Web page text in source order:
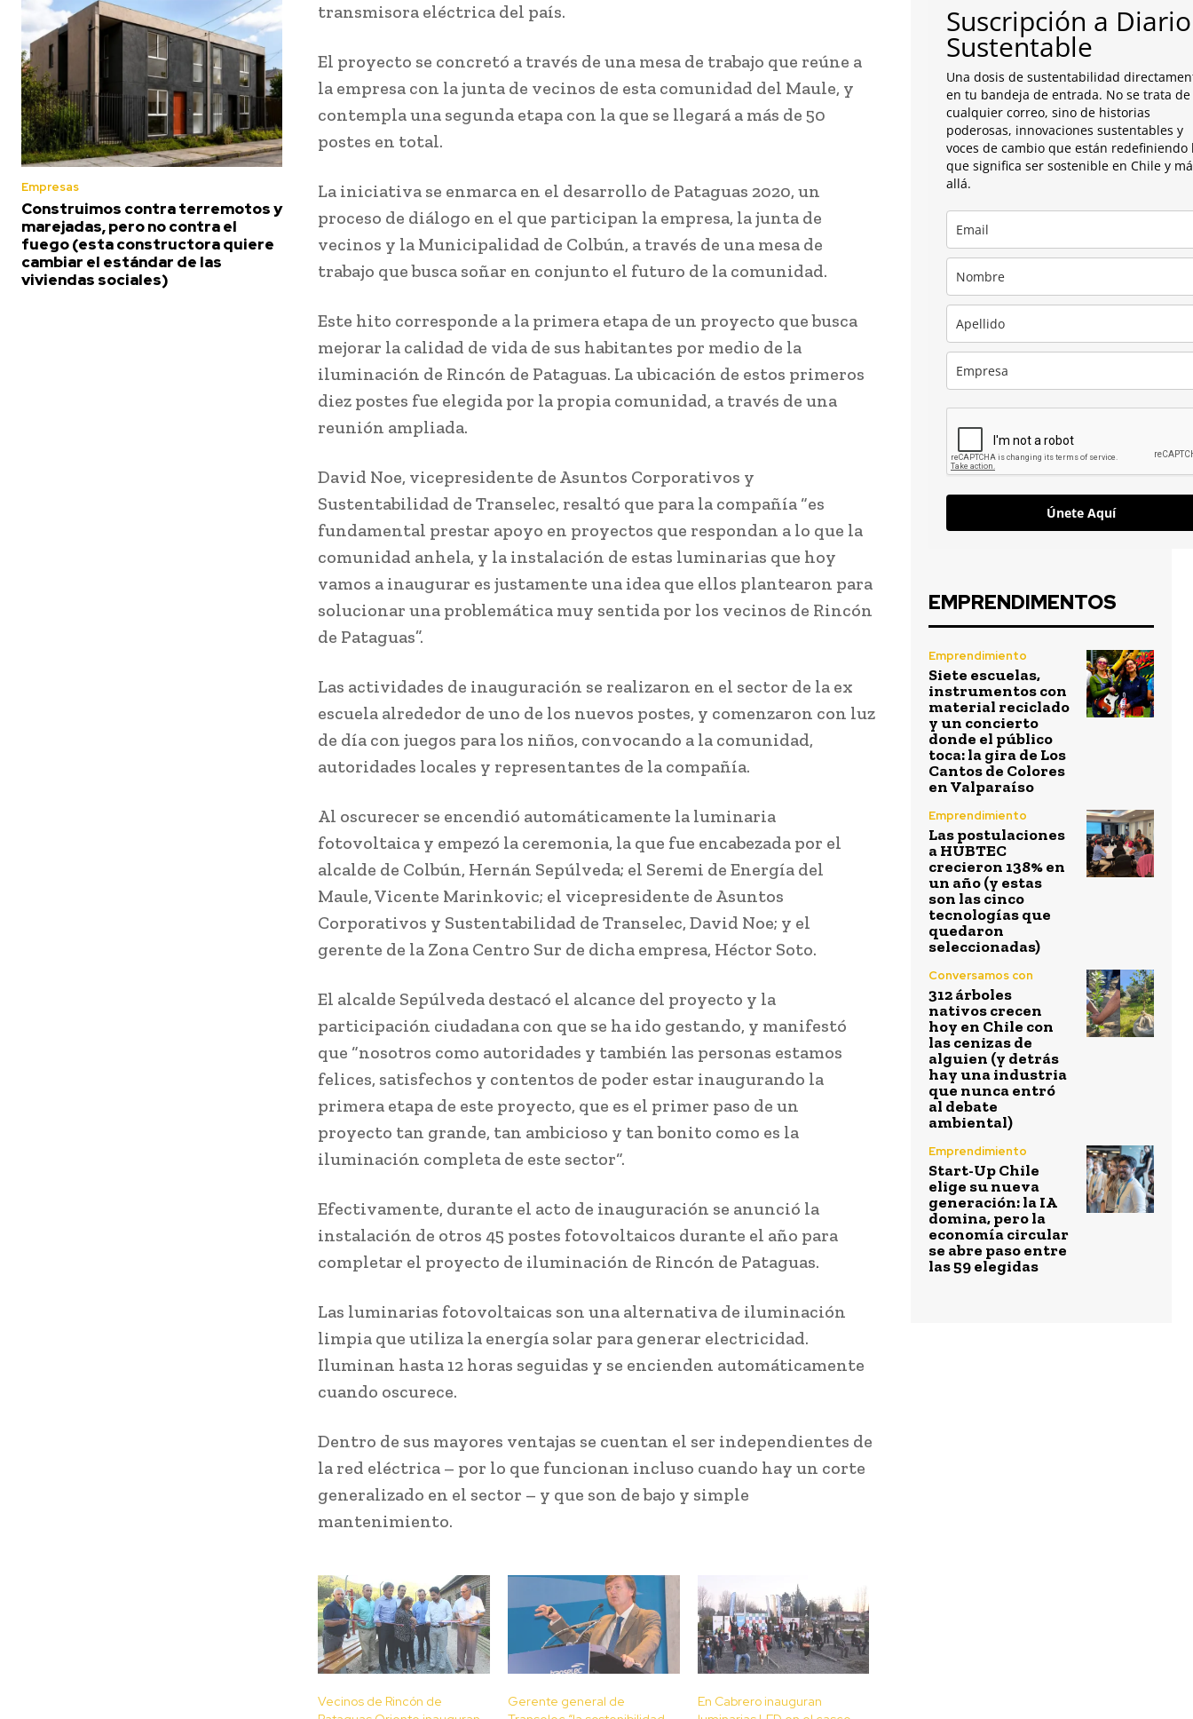
Empresas
Construimos contra terremotos y
marejadas, pero no contra el
fuego (esta constructora quiere
cambiar el estándar de las
viviendas sociales)
transmisora eléctrica del país.
El proyecto se concretó a través de una mesa de trabajo que reúne a
la empresa con la junta de vecinos de esta comunidad del Maule, y
contempla una segunda etapa con la que se llegará a más de 50
postes en total.
La iniciativa se enmarca en el desarrollo de Pataguas 2020, un
proceso de diálogo en el que participan la empresa, la junta de
vecinos y la Municipalidad de Colbún, a través de una mesa de
trabajo que busca soñar en conjunto el futuro de la comunidad.
Este hito corresponde a la primera etapa de un proyecto que busca
mejorar la calidad de vida de sus habitantes por medio de la
iluminación de Rincón de Pataguas. La ubicación de estos primeros
diez postes fue elegida por la propia comunidad, a través de una
reunión ampliada.
David Noe, vicepresidente de Asuntos Corporativos y
Sustentabilidad de Transelec, resaltó que para la compañía “es
fundamental prestar apoyo en proyectos que respondan a lo que la
comunidad anhela, y la instalación de estas luminarias que hoy
vamos a inaugurar es justamente una idea que ellos plantearon para
solucionar una problemática muy sentida por los vecinos de Rincón
de Pataguas”.
Las actividades de inauguración se realizaron en el sector de la ex
escuela alrededor de uno de los nuevos postes, y comenzaron con luz
de día con juegos para los niños, convocando a la comunidad,
autoridades locales y representantes de la compañía.
Al oscurecer se encendió automáticamente la luminaria
fotovoltaica y empezó la ceremonia, la que fue encabezada por el
alcalde de Colbún, Hernán Sepúlveda; el Seremi de Energía del
Maule, Vicente Marinkovic; el vicepresidente de Asuntos
Corporativos y Sustentabilidad de Transelec, David Noe; y el
gerente de la Zona Centro Sur de dicha empresa, Héctor Soto.
El alcalde Sepúlveda destacó el alcance del proyecto y la
participación ciudadana con que se ha ido gestando, y manifestó
que “nosotros como autoridades y también las personas estamos
felices, satisfechos y contentos de poder estar inaugurando la
primera etapa de este proyecto, que es el primer paso de un
proyecto tan grande, tan ambicioso y tan bonito como es la
iluminación completa de este sector“.
Efectivamente, durante el acto de inauguración se anunció la
instalación de otros 45 postes fotovoltaicos durante el año para
completar el proyecto de iluminación de Rincón de Pataguas.
Las luminarias fotovoltaicas son una alternativa de iluminación
limpia que utiliza la energía solar para generar electricidad.
Iluminan hasta 12 horas seguidas y se encienden automáticamente
cuando oscurece.
Dentro de sus mayores ventajas se cuentan el ser independientes de
la red eléctrica – por lo que funcionan incluso cuando hay un corte
generalizado en el sector – y que son de bajo y simple
mantenimiento.
Vecinos de Rincón de
Gerente general de
En Cabrero inauguran
Suscripción a Diario
Sustentable
Una dosis de sustentabilidad
en tu bandeja de entrada. No se trata de
cualquier correo, sino de historias
poderosas, innovaciones sustentables y
voces de cambio que están redefiniendo
que significa ser sostenible en Chile y
allá.
Únete Aquí
EMPRENDIMENTOS
Emprendimiento
Siete escuelas,
instrumentos con
material reciclado
y un concierto
donde el público
toca: la gira de Los
Cantos de Colores
en Valparaíso
Emprendimiento
Las postulaciones
a HUBTEC
crecieron 138% en
un año (y estas
son las cinco
tecnologías que
quedaron
seleccionadas)
Conversamos con
312 árboles
nativos crecen
hoy en Chile con
las cenizas de
alguien (y detrás
hay una industria
que nunca entró
al debate
ambiental)
Emprendimiento
Start-Up Chile
elige su nueva
generación: la IA
domina, pero la
economía circular
se abre paso entre
las 59 elegidas